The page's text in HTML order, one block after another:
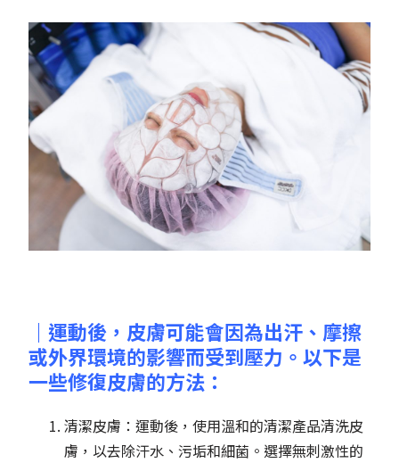
｜運動後，皮膚可能會因為出汗、摩擦
或外界環境的影響而受到壓力。以下是
一些修復皮膚的方法：
清潔皮膚：運動後，使用溫和的清潔產品清洗皮
膚，以去除汗水、污垢和細菌。選擇無刺激性的